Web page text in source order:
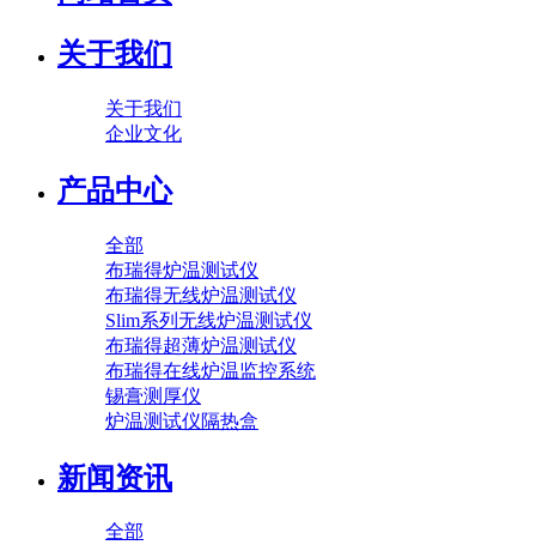
关于我们
关于我们
企业文化
产品中心
全部
布瑞得炉温测试仪
布瑞得无线炉温测试仪
Slim系列无线炉温测试仪
布瑞得超薄炉温测试仪
布瑞得在线炉温监控系统
锡膏测厚仪
炉温测试仪隔热盒
新闻资讯
全部